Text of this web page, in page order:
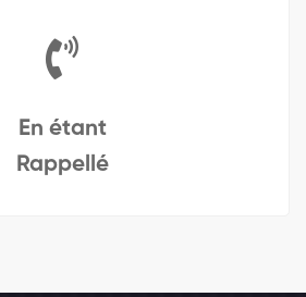
En étant
Rappellé